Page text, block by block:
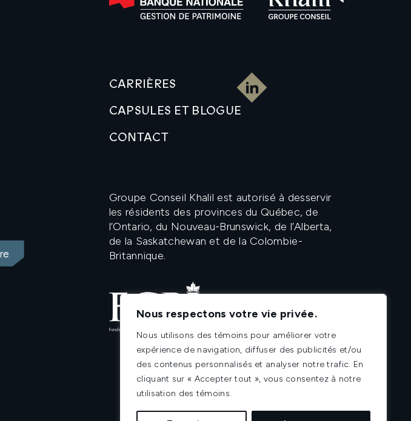
Nous respectons votre vie privée.
Nous utilisons des témoins pour améliorer votre
expérience de navigation, diffuser des publicités et/ou
des contenus personnalisés et analyser notre trafic. En
cliquant sur « Accepter tout », vous consentez à notre
utilisation des témoins.
CARRIÈRES
CAPSULES ET BLOGUE
CONTACT
Groupe Conseil Khalil est autorisé à desservir
les résidents des provinces du Québec, de
l’Ontario, du Nouveau-Brunswick, de l’Alberta,
de la Saskatchewan et de la Colombie-
Britannique.